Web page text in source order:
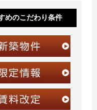
めのこだわり条件